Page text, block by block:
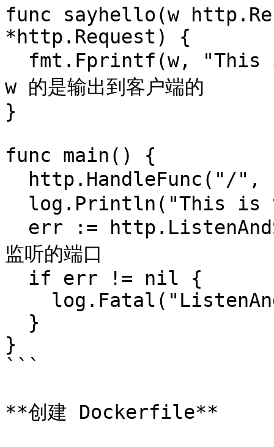
func sayhello(w
*http.Request) {
w 的是输出到客户端的
}
func main() {
监听的端口
}
```
**创建 Dockerfile**